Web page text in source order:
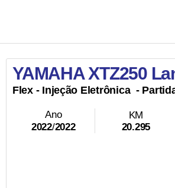
YAMAHA XTZ250
Flex- Injeção Eletrônica -
Ano
2022/2022
KM
20.295